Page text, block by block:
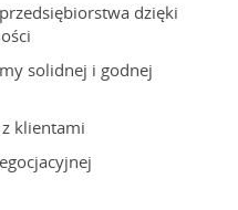
dzięki
solidnej i godnej
klientami